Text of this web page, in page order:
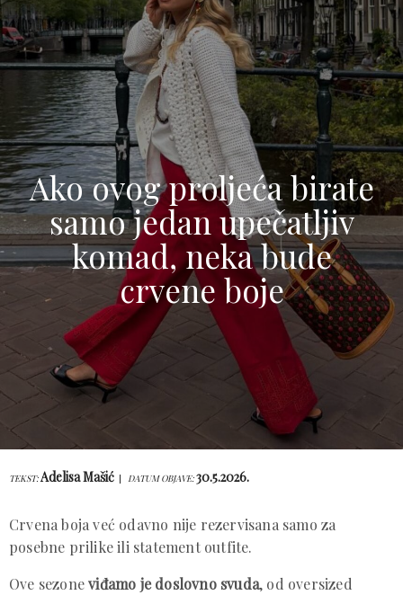
Ako ovog proljeća birate
samo jedan upečatljiv
komad, neka bude
crvene boje
TEKST:Adelisa Mašić DATUM OBJAVE:30.5.2026.
Crvena boja već odavno nije rezervisana samo za
posebne prilike ili statement outfite.
Ove sezoneviđamo je doslovno svuda, od oversized